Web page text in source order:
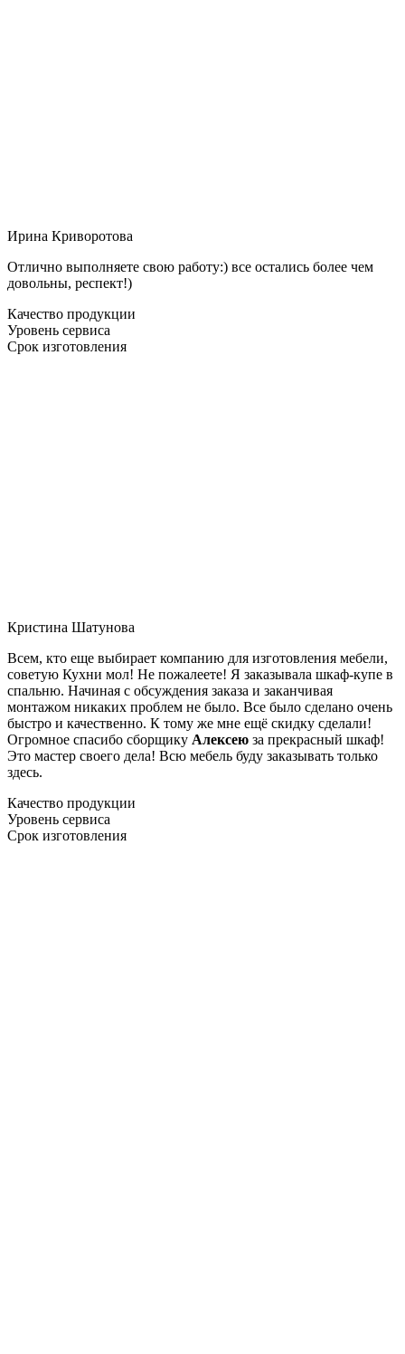
Ирина Криворотова
Отлично выполняете свою работу:) все остались более чем
довольны, респект!)
Качество продукции
Уровень сервиса
Срок изготовления
Кристина Шатунова
Всем, кто еще выбирает компанию для изготовления мебели,
советую Кухни мол! Не пожалеете! Я заказывала шкаф-купе в
спальню. Начиная с обсуждения заказа и заканчивая
монтажом никаких проблем не было. Все было сделано очень
быстро и качественно. К тому же мне ещё скидку сделали!
Огромное спасибо сборщику Алексею за прекрасный шкаф!
Это мастер своего дела! Всю мебель буду заказывать только
здесь.
Качество продукции
Уровень сервиса
Срок изготовления